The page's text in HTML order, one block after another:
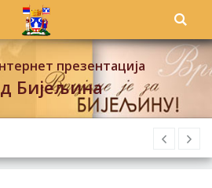
презентација
Бијељина